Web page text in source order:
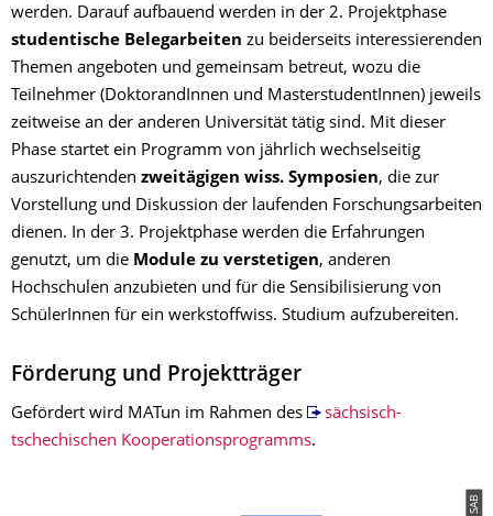
werden. Darauf aufbauend werden in der 2. Projektphase
studentische Belegarbeiten zu beiderseits interessierenden
Themen angeboten und gemeinsam betreut, wozu die
Teilnehmer (DoktorandInnen und MasterstudentInnen) jeweils
zeitweise an der anderen Universität tätig sind. Mit dieser
Phase startet ein Programm von jährlich wechselseitig
auszurichtenden zweitägigen wiss. Symposien, die zur
Vorstellung und Diskussion der laufenden Forschungsarbeiten
dienen. In der 3. Projektphase werden die Erfahrungen
genutzt, um die Module zu verstetigen, anderen
Hochschulen anzubieten und für die Sensibilisierung von
SchülerInnen für ein werkstoffwiss. Studium aufzubereiten.
Förderung und Projektträger
Gefördert wird MATun im Rahmen des
sächsisch-
tschechischen Kooperationsprogramms.